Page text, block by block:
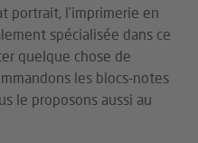
portrait, l’imprimerie en
spécialisée dans ce
quelque chose de
les blocs-notes
le proposons aussi au